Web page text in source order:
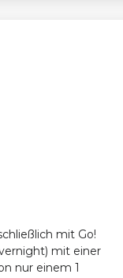
mit Go!
mit einer
nur einem 1